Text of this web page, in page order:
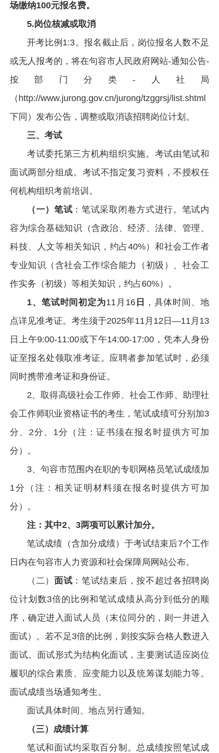
场缴纳100元报名费。
5.岗位核减或取消
开考比例1:3。报名截止后，岗位报名人数不足
或无人报考的，将在句容市人民政府网站-通知公告-
按部门分类-人社局
（http://www.jurong.gov.cn/jurong/tzggrsj/list.shtml，
下同）发布公告，调整或取消该招聘岗位计划。
三、考试
考试委托第三方机构组织实施。考试由笔试和
面试两部分组成。考试不指定复习资料，不授权任
何机构组织考前培训。
（一）笔试 ：笔试采取闭卷方式进行。笔试内
容为综合基础知识（含政治、经济、法律、管理、
科技、人文等相关知识，约占40%）和社会工作者
专业知识（含社会工作综合能力（初级）、社会工
作实务（初级）等相关知识，约占60%）。
1、笔试时间初定为11月16日
，具体时间、地
点详见准考证。考生须于2025年11月12日—11月13
日上午9:00-11:00或下午14:00-17:00，凭本人身份
证至报名处领取准考证。应聘者参加笔试时，必须
同时携带准考证和身份证。
2、取得高级社会工作师、社会工作师、助理社
会工作师职业资格证书的考生，笔试成绩可分别加3
分、2分、1分（注：证书须在报名时提供方可加
分）。
3、句容市范围内在职的专职网格员笔试成绩加
1分（注：相关证明材料须在报名时提供方可加
分）。
注：其中2、3两项可以累计加分。
笔试成绩（含加分成绩）于考试结束后7个工作
日内在句容市人力资源和社会保障局网站公布。
（二） 面试 ：笔试结束后，按不超过各招聘岗
位计划数3倍的比例和笔试成绩从高分到低分的顺
序，确定进入面试人员（末位同分的，则一并进入
面试）。若不足3倍的比例，则按实际合格人数进入
面试。面试形式为结构化面试，主要测试适应岗位
履职的综合素质、应变能力以及统筹谋划能力等。
面试成绩当场通知考生。
面试具体时间、地点另行通知。
（三）成绩计算
笔试和面试均采取百分制。总成绩按照笔试成